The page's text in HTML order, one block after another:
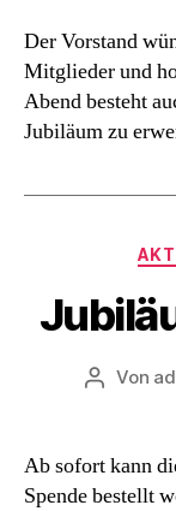
Der Vorstand
Mitglieder und
Abend besteht
Jubiläum zu
Von
Ab sofort kann
Spende bestellt